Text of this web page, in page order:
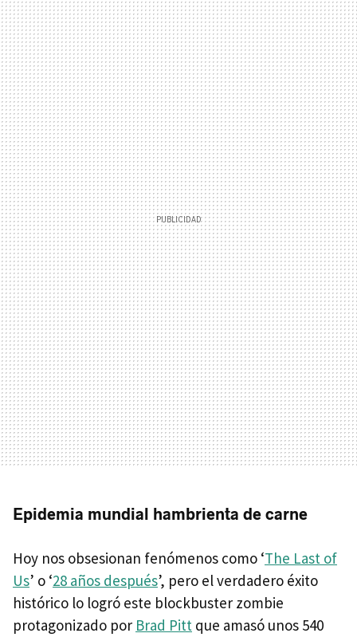
Epidemia mundial hambrienta de carne
Hoy nos obsesionan fenómenos como ‘The Last of
Us’ o ‘28 años después’, pero el verdadero éxito
histórico lo logró este blockbuster zombie
protagonizado por Brad Pitt que amasó unos 540